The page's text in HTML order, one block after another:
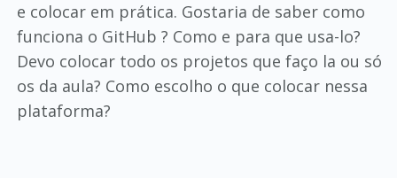
e colocar em prática. Gostaria de saber como
funciona o GitHub ? Como e para que usa-lo?
Devo colocar todo os projetos que faço la ou só
os da aula? Como escolho o que colocar nessa
plataforma?